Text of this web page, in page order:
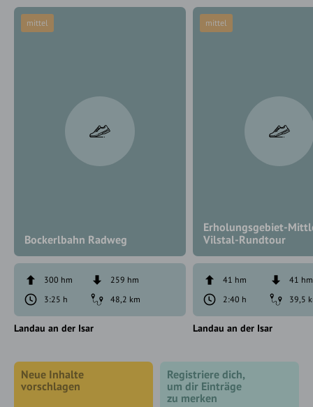
Bockerlbahn Radweg
mittel
300 hm
259 hm
3:25 h
48,2 km
Landau an der Isar
Erholungsgebiet-
Vilstal-Rundtour
mittel
41 hm
41 hm
2:40 h
39,5
Landau an der Isar
Neue Inhalte
vorschlagen
Registriere dich,
um dir Einträge
zu merken